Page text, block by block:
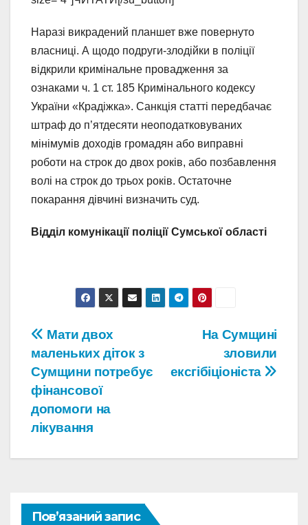
Наразі викрадений планшет вже повернуто
власниці. А щодо подруги-злодійки в поліції
відкрили кримінальне провадження за
ознаками ч. 1 ст. 185 Кримінального кодексу
України «Крадіжка». Санкція статті передбачає
штраф до п’ятдесяти неоподатковуваних
мінімумів доходів громадян або виправні
роботи на строк до двох років, або позбавлення
волі на строк до трьох років. Остаточне
покарання дівчині визначить суд.
Відділ комунікації поліції Сумської області
Навігація
записів
На Сумщині
зловили
ексгібіціоніста
Мати двох
маленьких діток з
Сумщини потребує
фінансової
допомоги на
лікування
Пов’язаний запис